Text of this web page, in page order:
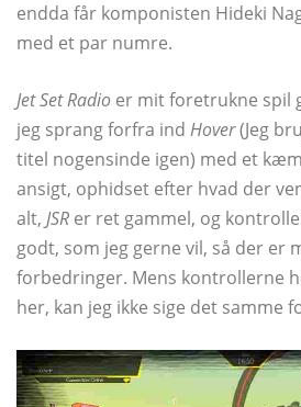
endda får komponisten Hideki
med et par numre.
Jet Set Radio er mit foretrukne spil
jeg sprang forfra ind Hover(Jeg
titel nogensinde igen) med et
ansigt, ophidset efter hvad der
alt, JSR er ret gammel, og
godt, som jeg gerne vil, så der er
forbedringer. Mens kontrollerne
her, kan jeg ikke sige det samme